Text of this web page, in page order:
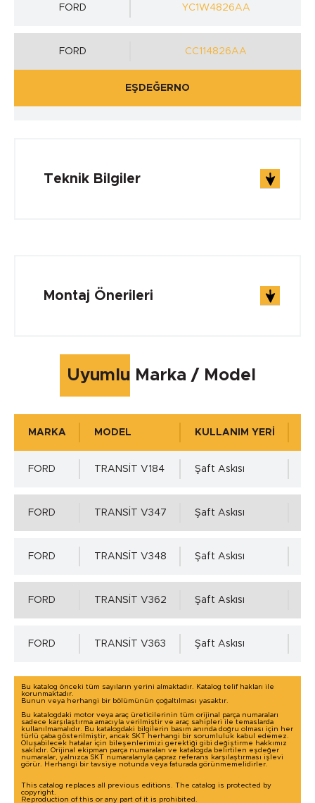
FORD YC1W4826AA
FORD CC114826AA
EŞDEĞERNO
Teknik Bilgiler
Çalışma Sıcaklığı max.
Çalışma Basıncı
0.00 mm.
Mil Yüzey Pürüzlülük Değerleri - µm ( DIN 4768 )
-
Yuva Toleransı - ISO H8 min.
Montaj Önerileri
Uyumlu Marka / Model
MARKA MODEL KULLANIM YERİ
FORD TRANSİT V184 Şaft Askısı
FORD TRANSİT V347 Şaft Askısı
FORD TRANSİT V348 Şaft Askısı
FORD TRANSİT V362 Şaft Askısı
FORD TRANSİT V363 Şaft Askısı
Bu katalog önceki tüm sayıların yerini almaktadır. Katalog telif hakları ile
korunmaktadır.
Bunun veya herhangi bir bölümünün çoğaltılması yasaktır.
Bu katalogdaki motor veya araç üreticilerinin tüm orijinal parça numaraları
sadece karşılaştırma amacıyla verilmiştir ve araç sahipleri ile temaslarda
kullanılmamalıdır. Bu katalogdaki bilgilerin basım anında doğru olması için her
türlü çaba gösterilmiştir, ancak SKT herhangi bir sorumluluk kabul edemez.
Oluşabilecek hatalar için bileşenlerimizi gerektiği gibi değiştirme hakkımız
saklıdır. Orijinal ekipman parça numaraları ve katalogda belirtilen eşdeğer
numaralar, yalnızca SKT numaralarıyla çapraz referans karşılaştırması işlevi
görür. Herhangi bir tavsiye notunda veya faturada görünmemelidirler.
This catalog replaces all previous editions. The catalog is protected by
copyright.
Reproduction of this or any part of it is prohibited.